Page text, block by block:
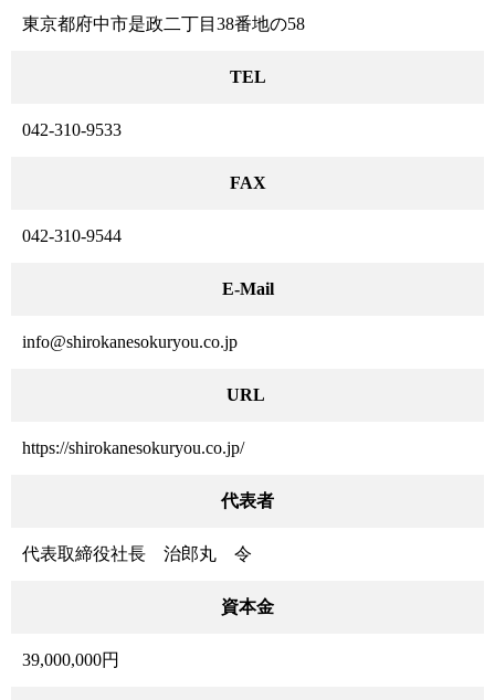
東京都府中市是政二丁目38番地の58
TEL
042-310-9533
FAX
042-310-9544
E-Mail
info@shirokanesokuryou.co.jp
URL
https://shirokanesokuryou.co.jp/
代表者
代表取締役社長 治郎丸 令
資本金
39,000,000円